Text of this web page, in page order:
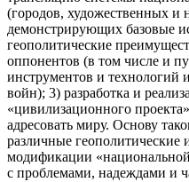
(городов, художественных и
демонстрирующих базовые
геополитические
оппонентов (в том числе и
инструментов и технологий
войн); 3) разработка и
«цивилизационного
адресовать миру. Основу
различные геополитические
модификации
с проблемами, надеждами и